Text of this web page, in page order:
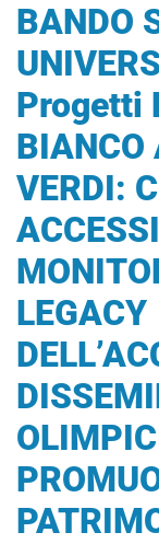
BANDO
Progetti
BIANCO
VERDI:
LEGACY